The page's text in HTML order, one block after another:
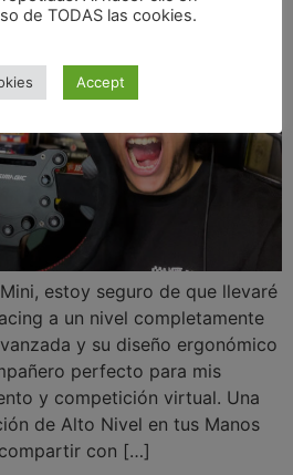
estoy seguro de que llevaré
a un nivel completamente
y su diseño ergonómico
perfecto para mis
y competición virtual. Una
de Alto Nivel en tus Manos
con […]
de TODAS las cookies.
Accept